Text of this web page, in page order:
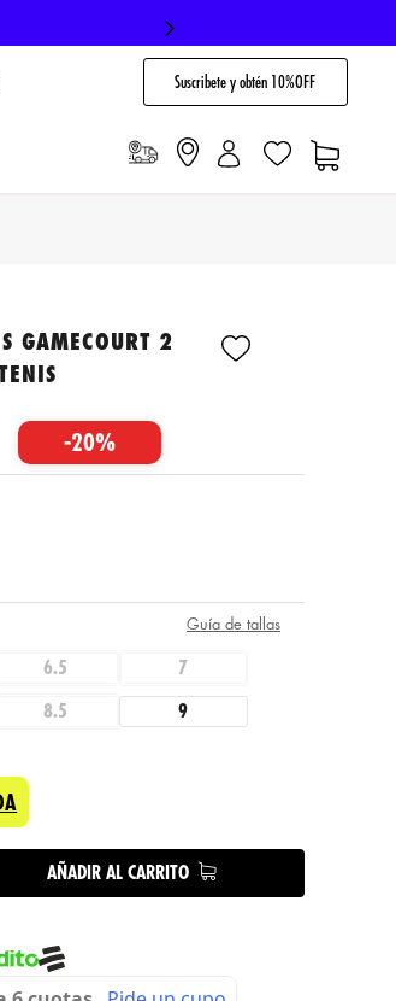
Suscribete y obtén 10%OFF
GAMECOURT 2
-20%
6.5 7
8.5 9
Guía de tallas
AÑADIR AL CARRITO